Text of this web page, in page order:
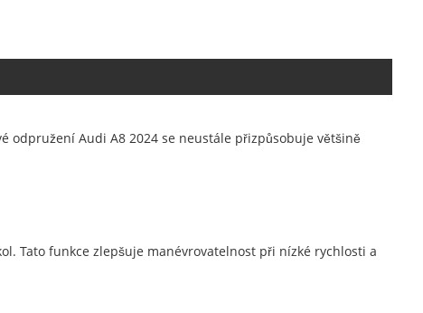
odpružení Audi A8 2024 se neustále přizpůsobuje většině
Tato funkce zlepšuje manévrovatelnost při nízké rychlosti a